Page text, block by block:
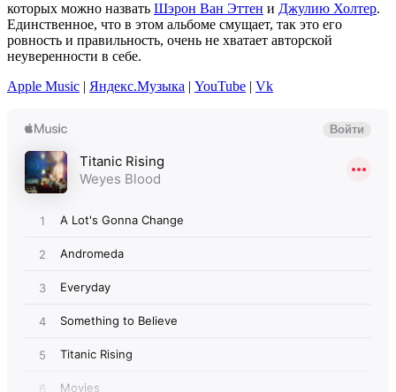
которых можно назвать Шэрон Ван Эттен и Джулию Холтер.
Единственное, что в этом альбоме смущает, так это его
ровность и правильность, очень не хватает авторской
неуверенности в себе.
Apple Music | Яндекс.Музыка | YouTube | Vk